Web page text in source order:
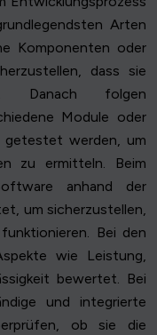
Arten
Komponenten oder
dass sie
Danach folgen
Module oder
getestet werden, um
zu ermitteln. Beim
anhand der
um sicherzustellen,
Bei den
wie Leistung,
bewertet. Bei
und integrierte
ob sie die